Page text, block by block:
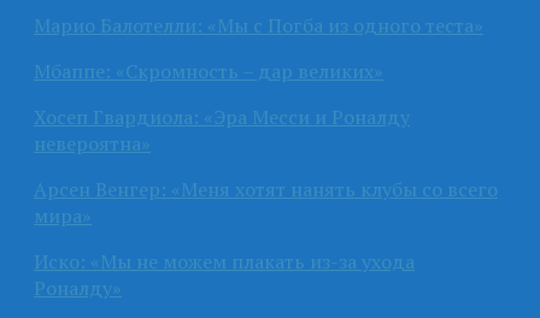
Марио Балотелли: «Мы с Погба из одного теста»
Мбаппе: «Скромность – дар великих»
Хосеп Гвардиола: «Эра Месси и Роналду
невероятна»
Арсен Венгер: «Меня хотят нанять клубы со всего
мира»
Иско: «Мы не можем плакать из-за ухода
Роналду»